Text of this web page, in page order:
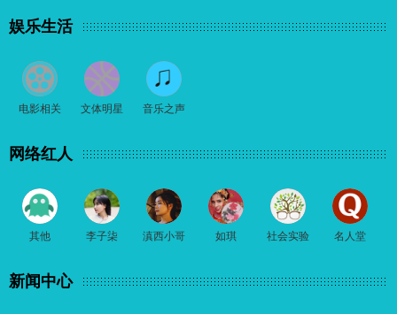
娱乐生活
电影相关 文体明星 音乐之声
网络红人
其他 李子柒 滇西小哥 如琪 社会实验 名人堂
新闻中心